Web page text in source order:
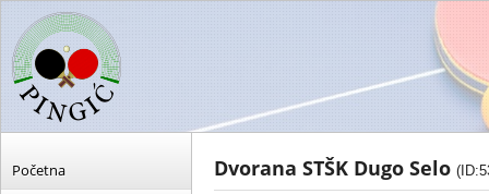
Početna
Dvorana STŠK Dugo Selo